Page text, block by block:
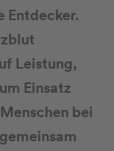
Entdecker.
Leistung,
Einsatz
bei